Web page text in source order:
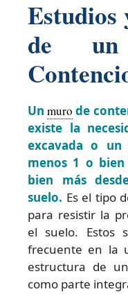
Estudios
de
Unmuro de
existe la
excavada o
menos 1 o
bien más
suelo. Es el tipo
para resistir la
el suelo. Estos
frecuente en la
estructura de
como parte